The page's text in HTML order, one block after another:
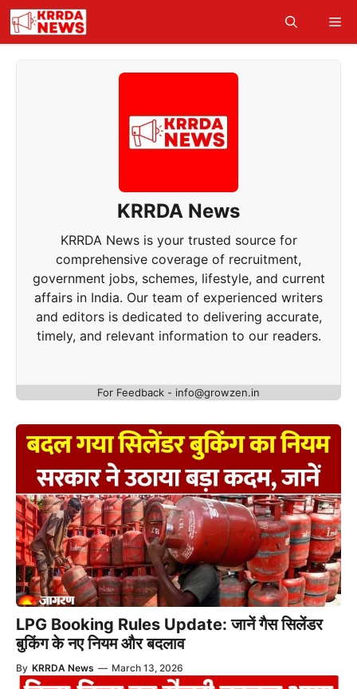
Skip
content
KRRDA News
KRRDA News is your trusted source for
comprehensive coverage of recruitment,
government jobs, schemes, lifestyle, and current
affairs in India. Our team of experienced writers
and editors is dedicated to delivering accurate,
timely, and relevant information to our readers.
For Feedback - info@growzen.in
LPG Booking Rules Update: जानें गैस सिलेंडर
बुकिंग के नए नियम और बदलाव
By KRRDA News — March 13, 2026